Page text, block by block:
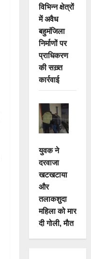
विभिन्न क्षेत्रों
में अवैध
बहुमंजिला
निर्माणों पर
प्राधिकरण
की सख़्त
कार्रवाई
युवक ने
दरवाजा
खटखटाया
और
तलाकशुदा
महिला को मार
दी गोली, माैत